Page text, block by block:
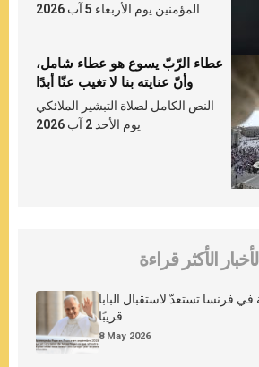
المؤمنين يوم الأربعاء 5 آب 2026
عطاء الرّبّ يسوع هو عطاء شامل،
وأنّ عنايته بنا لا تغيب عنّا أبدًا
النص الكامل لصلاة التبشير الملائكي
يوم الأحد 2 آب 2026
الأخبار الأكثر قراءة
في فرنسا تستعدّ لاستقبال البابا
قريبًا
8 May 2026